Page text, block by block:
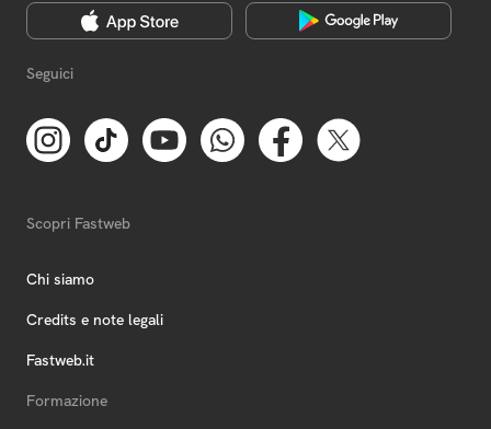
Seguici
Scopri Fastweb
Chi siamo
Credits e note legali
Fastweb.it
Formazione